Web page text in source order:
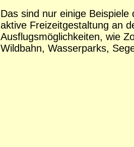
Das sind nur einige
aktive Freizeitgestaltung an
Ausflugsmöglichkeiten, wie
Wildbahn, Wasserparks,